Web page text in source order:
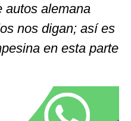
autos alemana
nos digan; así es
en esta parte